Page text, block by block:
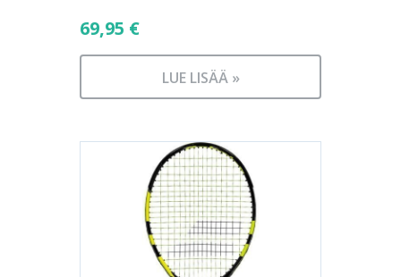
69,95 €
LUE LISÄÄ »